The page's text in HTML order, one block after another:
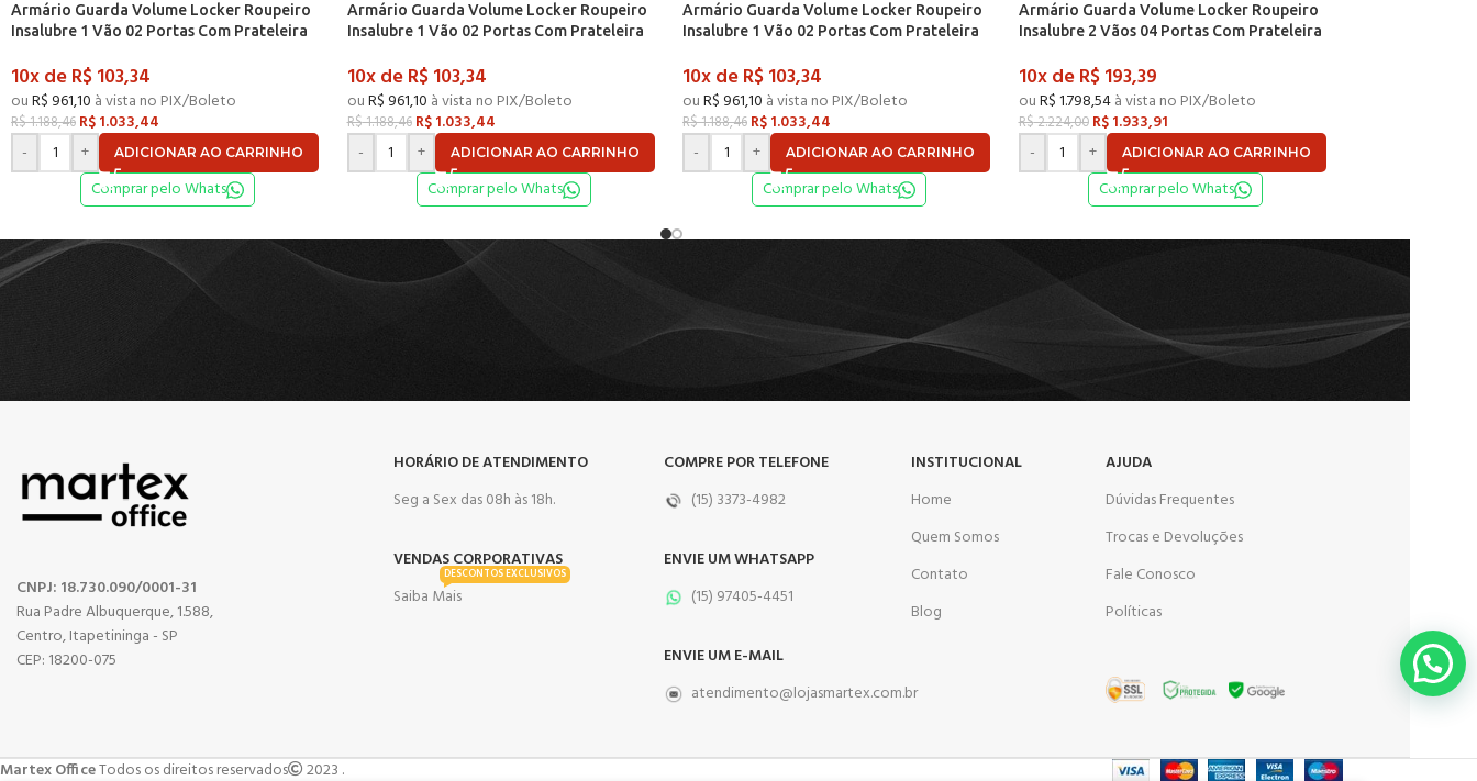
Armário Guarda Volume Locker Roupeiro
Insalubre 1 Vão 02 Portas Com Prateleira
10x deR$103,34
ouR$ 961,10 à vista no PIX/Boleto
R$1.188,46 R$1.033,44
-
+ ADICIONAR AO CARRINHO
Comprar pelo Whats
Armário Guarda Volume Locker Roupeiro
Insalubre 1 Vão 02 Portas Com Prateleira
10x deR$103,34
ouR$ 961,10 à vista no PIX/Boleto
R$1.188,46 R$1.033,44
-
+ ADICIONAR AO CARRINHO
Comprar pelo Whats
Armário Guarda Volume Locker Roupeiro
Insalubre 1 Vão 02 Portas Com Prateleira
Pandin
10x deR$103,34
ouR$ 961,10 à vista no PIX/Boleto
R$1.188,46 R$1.033,44
-
+ ADICIONAR AO CARRINHO
Comprar pelo Whats
Armário Guarda Volume Locker Roupeiro
Insalubre 2 Vãos 04 Portas Com Prateleira
10x deR$193,39
ouR$1.798,54à vista no PIX/Boleto
R$2.224,00 R$1.933,91
-
+ ADICIONAR AO CARRINHO
Comprar pelo Whats
CNPJ: 18.730.090/0001-31
Rua Padre Albuquerque, 1.588,
Centro, Itapetininga - SP
CEP: 18200-075
HORÁRIO DE ATENDIMENTO
Seg a Sex das 08h às 18h.
VENDAS CORPORATIVAS
Saiba Mais
DESCONTOS EXCLUSIVOS
COMPRE POR TELEFONE
(15) 3373-4982
ENVIE UM WHATSAPP
(15) 97405-4451
ENVIE UM E-MAIL
atendimento@lojasmartex.com.br
INSTITUCIONAL
Home
Quem Somos
Contato
Blog
AJUDA
Dúvidas Frequentes
Trocas e Devoluções
Fale Conosco
Políticas
Martex OfficeTodos os direitos reservados 2023 .